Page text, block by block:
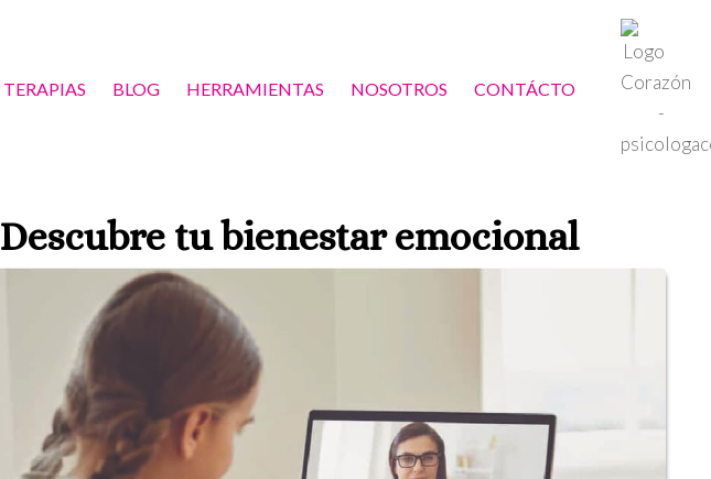
TERAPIAS BLOG HERRAMIENTAS NOSOTROS CONTÁCTO
Descubre tu bienestar emocional